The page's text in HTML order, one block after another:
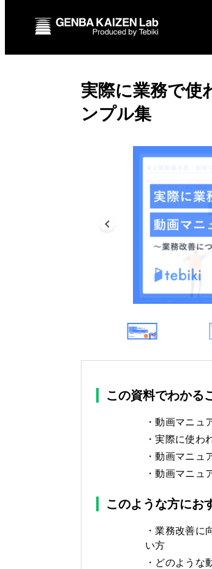
実際に業務で使
ンプル集
この資料でわかる
動画マニュ
実際に使わ
動画マニュ
動画マニュ
このような方にお
業務改善に
い方
どのような